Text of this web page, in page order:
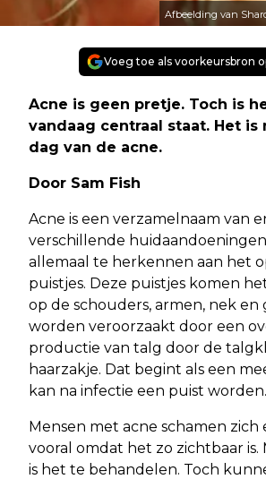
Afbeelding van
Voeg toe als voorkeursbron
Acne is geen pretje. Toch is
vandaag centraal staat. Het is
dag van de acne.
Door Sam Fish
Acne is een verzamelnaam van
verschillende
allemaal te herkennen aan het
puistjes. Deze puistjes komen
op de schouders, armen, nek en
worden veroorzaakt door een
productie van talg door de
haarzakje. Dat begint als een
kan na infectie een puist worden.
Mensen met acne schamen zich
vooral omdat het zo zichtbaar is.
is het te behandelen. Toch